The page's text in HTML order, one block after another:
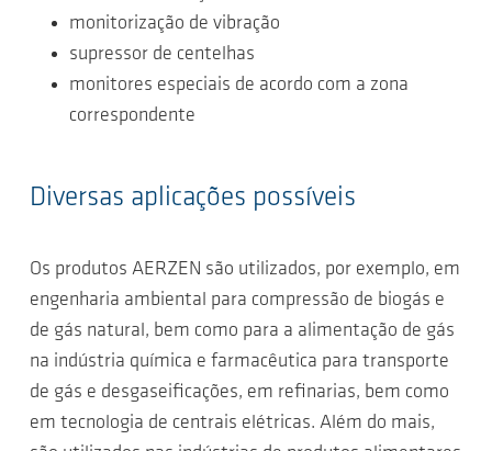
monitorização de vibração
supressor de centelhas
monitores especiais de acordo com a zona
correspondente
Diversas aplicações possíveis
Os produtos AERZEN são utilizados, por exemplo, em
engenharia ambiental para compressão de biogás e
de gás natural, bem como para a alimentação de gás
na indústria química e farmacêutica para transporte
de gás e desgaseificações, em refinarias, bem como
em tecnologia de centrais elétricas. Além do mais,